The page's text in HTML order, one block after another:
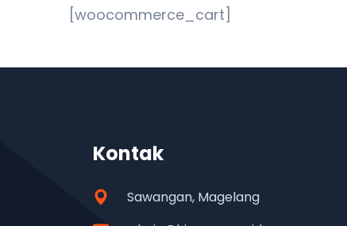
[woocommerce_cart]
Kontak
Sawangan, Magelang